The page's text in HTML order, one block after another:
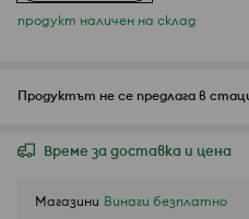
продукт наличен на склад
Продуктът не се предлага в
Време за доставка и цена
Магазини Винаги безплатно